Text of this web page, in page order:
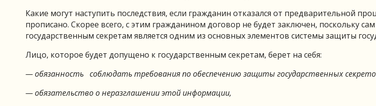
Какие могут наступить последствия, если гражданин отказался от предварительной
прописано. Скорее всего, с этим гражданином договор не будет заключен, поскольку
государственным секретам является одним из основных элементов системы защиты
Лицо, которое будет допущено к государственным секретам, берет на себя:
— обязанность соблюдать требования по обеспечению защиты государственных
— обязательство о неразглашении этой информации,